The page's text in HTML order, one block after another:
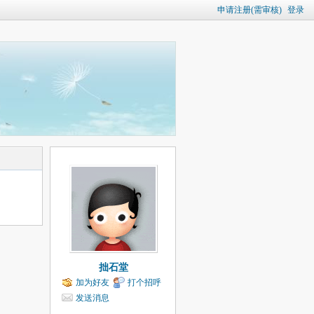
申请注册(需审核) 登录
拙石堂
加为好友
打个招呼
发送消息